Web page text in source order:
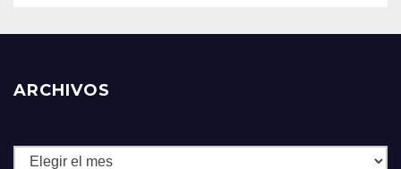
ARCHIVOS
Archivos